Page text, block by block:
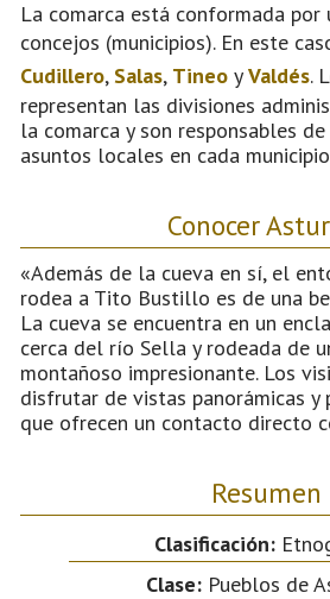
La comarca está conformada por
concejos (municipios). En este
Cudillero, Salas, Tineo yValdés.
representan las divisiones
la comarca y son responsables
asuntos locales en cada
Conocer
«Además de la cueva en sí, el
rodea a Tito Bustillo es de una
La cueva se encuentra en un
cerca del río Sella y rodeada de
montañoso impresionante. Los
disfrutar de vistas panorámicas y
que ofrecen un contacto directo
Resumen
Clasificación:
Clase:Pueblos de